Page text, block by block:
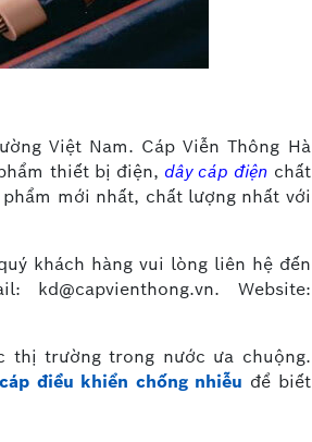
Việt Nam. Cáp Viễn Thông Hà
thiết bị điện,dây cáp điện chất
mới nhất, chất lượng nhất với
khách hàng vui lòng liên hệ đến
Website:
thị trường trong nước ưa chuộng.
điều khiển chống nhiễu để biết